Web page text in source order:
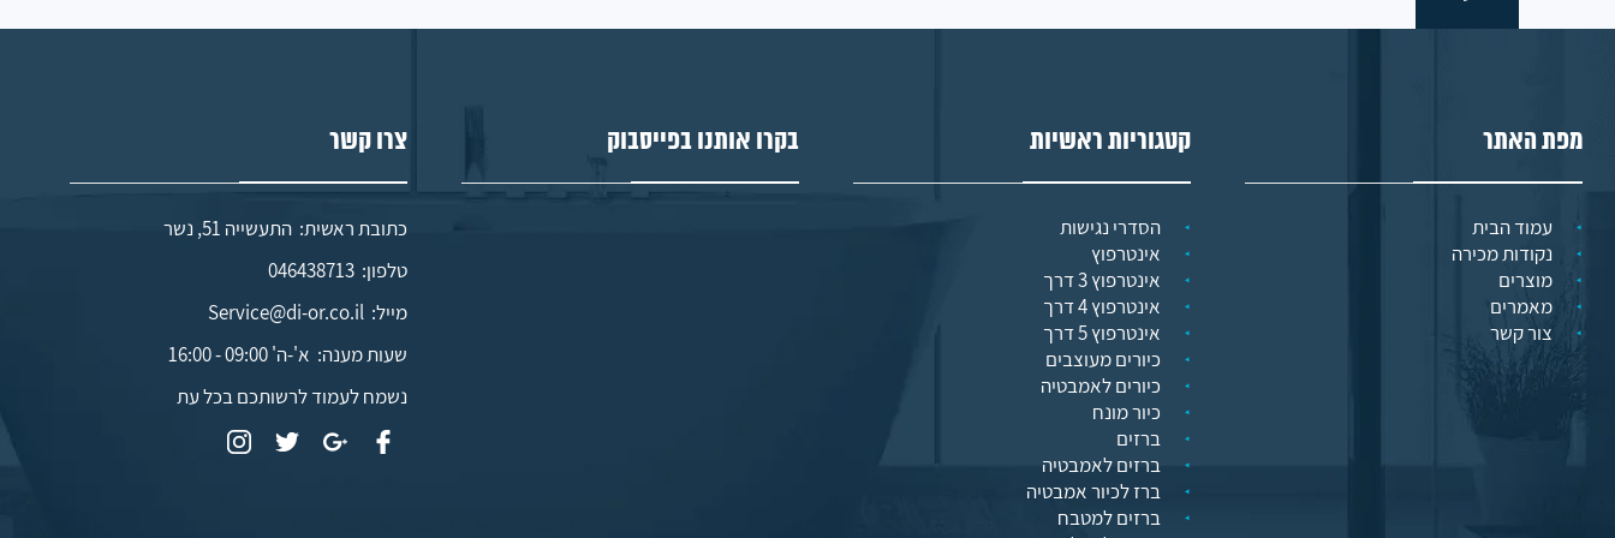
מפת האתר
עמוד הבית
נקודות מכירה
מוצרים
מאמרים
צור קשר
קטגוריות ראשיות
הסדרי נגישות
אינטרפוץ
אינטרפוץ 3 דרך
אינטרפוץ 4 דרך
אינטרפוץ 5 דרך
כיורים מעוצבים
כיורים לאמבטיה
כיור מונח
ברזים
ברזים לאמבטיה
ברז לכיור אמבטיה
ברזים למטבח
בקרו אותנו בפייסבוק צרו קשר
כתובת ראשית: התעשייה 51, נשר
טלפון: 046438713
מייל: Service@di-or.co.il
שעות מענה: א'-ה' 09:00 - 16:00
נשמח לעמוד לרשותכם בכל עת